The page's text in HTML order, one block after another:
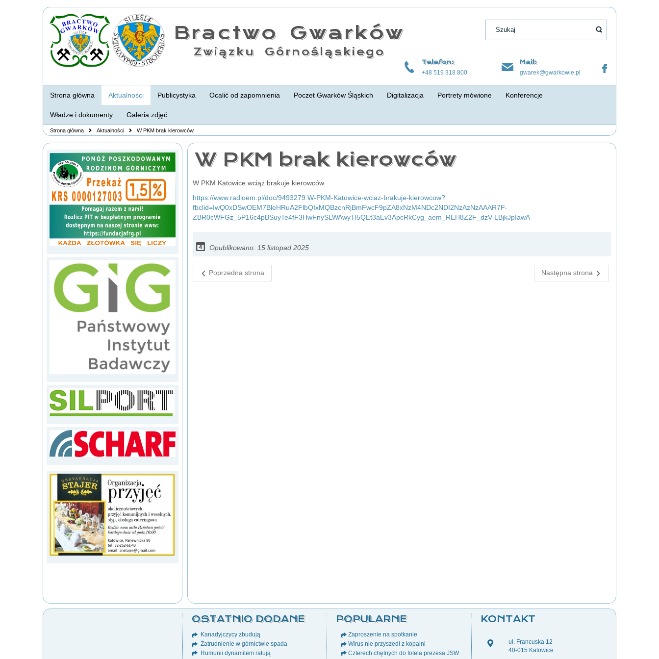
Bractwo Gwarków
Związku Górnośląskiego
Telefon:
+48 519 318 800
Mail:
gwarek@gwarkowie.pl
Strona główna Aktualności Publicystyka Ocalić od zapomnienia Poczet Gwarków Śląskich Digitalizacja Portrety mówione Konferencje
Władze i dokumenty Galeria zdjęć
Strona główna Aktualności W PKM brak kierowców
W PKM brak kierowców
W PKM Katowice wciąż brakuje kierowców
https://www.radioem.pl/doc/9493279.W-PKM-Katowice-wciaz-brakuje-kierowcow?
fbclid=IwQ0xDSwOEM7BleHRuA2FlbQIxMQBzcnRjBmFwcF9pZA8xNzM4NDc2NDI2NzAzNzAAAR7F-
ZBR0cWFGz_5P16c4pBSuyTe4fF3HwFnySLWAwyTl5QEt3aEv3ApcRkCyg_aem_REH8Z2F_dzV-LBjkJpIawA
Opublikowano: 15 listopad 2025
Poprzedna strona Następna strona
OSTATNIO DODANE
Kanadyjczycy zbudują
Zatrudnienie w górnictwie spada
Rumunii dynamitem ratują
POPULARNE
Zaproszenie na spotkanie
Wirus nie przyszedł z kopalni
Czterech chętnych do fotela prezesa JSW
KONTAKT
ul. Francuska 12
40-015 Katowice